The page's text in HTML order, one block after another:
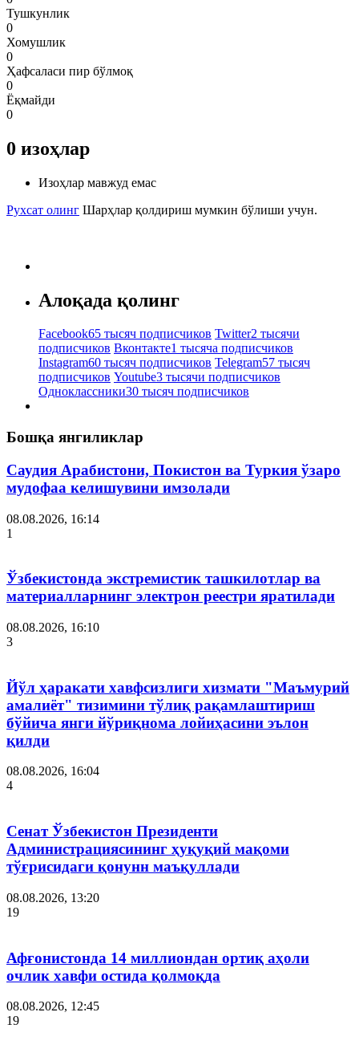
Тушкунлик
0
Хомушлик
0
Ҳафсаласи пир бўлмоқ
0
Ёқмайди
0
0 изоҳлар
Изоҳлар мавжуд емас
Рухсат олинг Шарҳлар қолдириш мумкин бўлиши учун.
Алоқада қолинг
Facebook65 тысяч подписчиков Twitter2 тысячи
подписчиков Вконтакте1 тысяча подписчиков
Instagram60 тысяч подписчиков Telegram57 тысяч
подписчиков Youtube3 тысячи подписчиков
Одноклассники30 тысяч подписчиков
Бошқа янгиликлар
Саудия Арабистони, Покистон ва Туркия ўзаро
мудофаа келишувини имзолади
08.08.2026, 16:14
1
Ўзбекистонда экстремистик ташкилотлар ва
материалларнинг электрон реестри яратилади
08.08.2026, 16:10
3
Йўл ҳаракати хавфсизлиги хизмати "Маъмурий
амалиёт" тизимини тўлиқ рақамлаштириш
бўйича янги йўриқнома лойиҳасини эълон
қилди
08.08.2026, 16:04
4
Сенат Ўзбекистон Президенти
Администрациясининг ҳуқуқий мақоми
тўғрисидаги қонунн маъқуллади
08.08.2026, 13:20
19
Афғонистонда 14 миллиондан ортиқ аҳоли
очлик хавфи остида қолмоқда
08.08.2026, 12:45
19